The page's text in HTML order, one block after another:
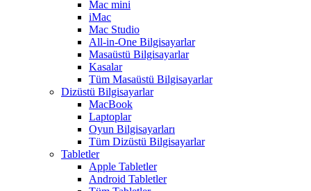
Mac mini
iMac
Mac Studio
All-in-One Bilgisayarlar
Masaüstü Bilgisayarlar
Kasalar
Tüm Masaüstü Bilgisayarlar
Dizüstü Bilgisayarlar
MacBook
Laptoplar
Oyun Bilgisayarları
Tüm Dizüstü Bilgisayarlar
Tabletler
Apple Tabletler
Android Tabletler